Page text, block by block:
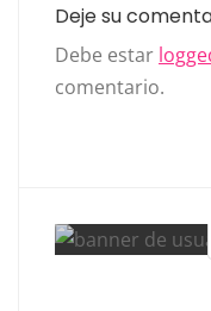
Deje su
Debe estar
comentario.